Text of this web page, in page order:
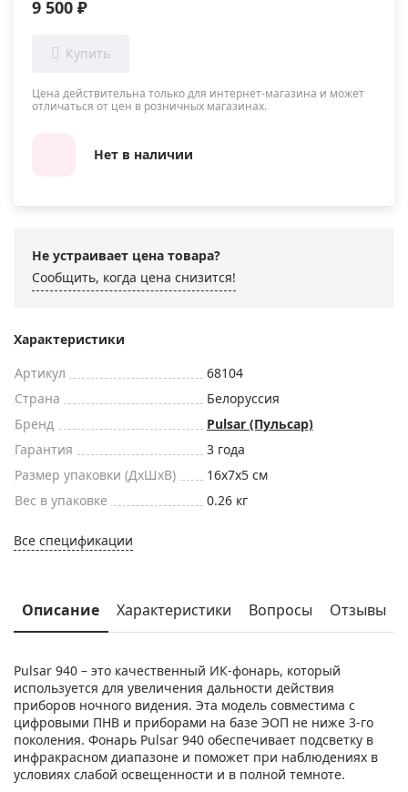
9 500 ₽
Цена действительна только для интернет-магазина и может
отличаться от цен в розничных магазинах.
Нет в наличии
Не устраивает цена товара?
Сообщить, когда цена снизится!
Характеристики
Артикул
68104
Страна
Белоруссия
Бренд
Pulsar (Пульсар)
Гарантия
3 года
Размер упаковки (ДxШxВ)
16x7x5 см
Вес в упаковке
0.26 кг
Все спецификации
Описание Характеристики Вопросы Отзывы
Pulsar 940 – это качественный ИК-фонарь, который
используется для увеличения дальности действия
приборов ночного видения. Эта модель совместима с
цифровыми ПНВ и приборами на базе ЭОП не ниже 3-го
поколения. Фонарь Pulsar 940 обеспечивает подсветку в
инфракрасном диапазоне и поможет при наблюдениях в
условиях слабой освещенности и в полной темноте.